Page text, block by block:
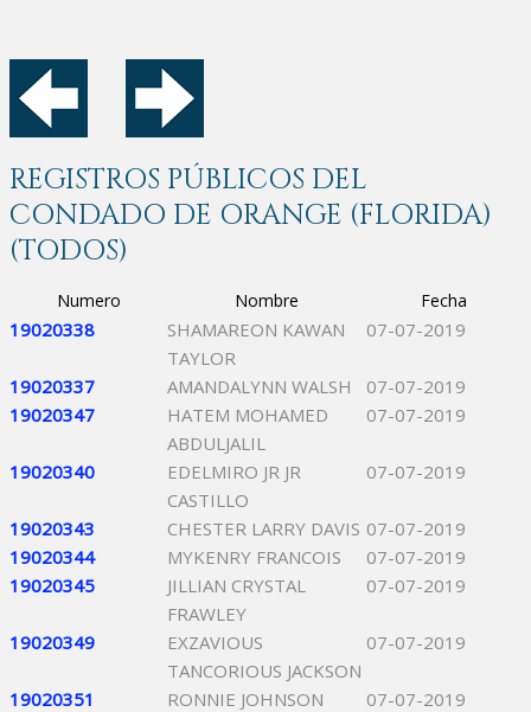
REGISTROS PÚBLICOS DEL
CONDADO DE ORANGE (FLORIDA)
(TODOS)
Numero Nombre Fecha
19020338
SHAMAREON KAWAN
TAYLOR
07-07-2019
19020337 AMANDALYNN WALSH
07-07-2019
19020347
HATEM MOHAMED
ABDULJALIL
07-07-2019
19020340
EDELMIRO JR JR
CASTILLO
07-07-2019
19020343 CHESTER LARRY DAVIS 07-07-2019
19020344
MYKENRY FRANCOIS
07-07-2019
19020345
JILLIAN CRYSTAL
FRAWLEY
07-07-2019
19020349
EXZAVIOUS
TANCORIOUS JACKSON
07-07-2019
19020351 RONNIE JOHNSON
07-07-2019